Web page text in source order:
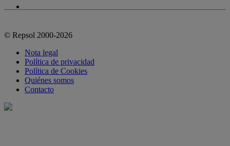
© Repsol 2000-2026
Nota legal
Política de privacidad
Política de Cookies
Quiénes somos
Contacto